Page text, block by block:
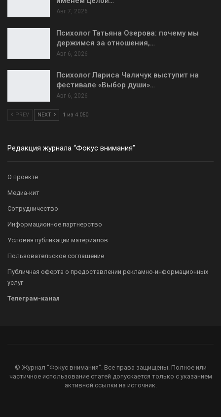
Авг 7, 2026
Психолог Татьяна Озерова: почему мы
держимся за отношения,…
Авг 6, 2026
Психолог Лариса Чаличук выступит на
фестивале «Выбор души»…
Авг 6, 2026
PREV NEXT 1 из 4 050
Редакция журнала “Фокус внимания”
О проекте
Медиа-кит
Сотрудничество
Информационное партнерство
Условия публикации материалов
Пользовательское соглашение
Публичная оферта о предоставлении рекламно-информационных
услуг
Телеграм-канал
© Журнал "Фокус внимания". Все права защищены. Полное или
частичное использование статей допускается только с указанием
активной ссылки на источник.